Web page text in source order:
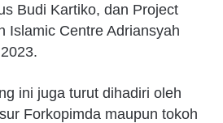
Budi Kartiko, dan Project
Islamic Centre Adriansyah
ini juga turut dihadiri oleh
Forkopimda maupun tokoh